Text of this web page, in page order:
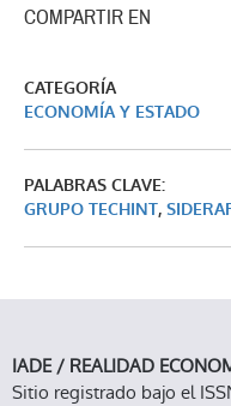
COMPARTIR EN
CATEGORÍA
ECONOMÍA Y ESTADO
PALABRAS CLAVE:
GRUPO TECHINT,
IADE / REALIDAD
Sitio registrado bajo el